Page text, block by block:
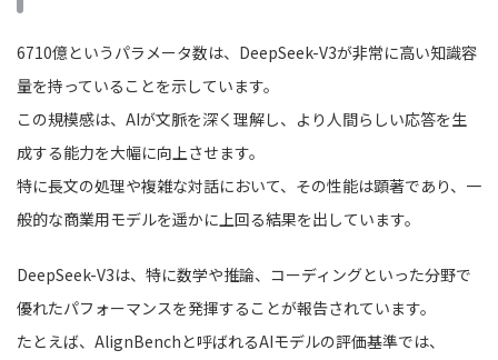
6710億というパラメータ数は、DeepSeek-V3が非常に高い知識容
量を持っていることを示しています。
この規模感は、AIが文脈を深く理解し、より人間らしい応答を生
成する能力を大幅に向上させます。
特に長文の処理や複雑な対話において、その性能は顕著であり、一
般的な商業用モデルを遥かに上回る結果を出しています。
DeepSeek-V3は、特に数学や推論、コーディングといった分野で
優れたパフォーマンスを発揮することが報告されています。
たとえば、AlignBenchと呼ばれるAIモデルの評価基準では、